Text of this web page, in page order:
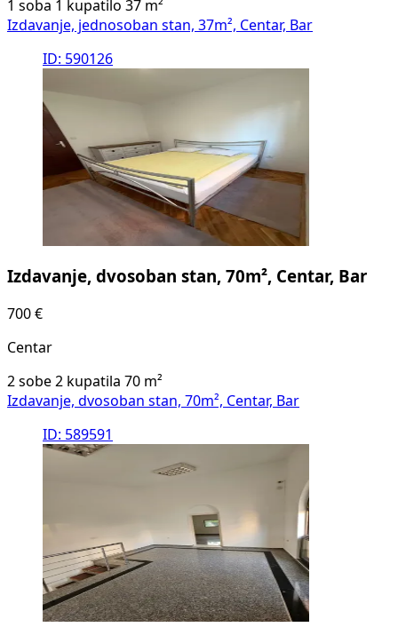
1 soba 1 kupatilo 37 m²
Izdavanje, jednosoban stan, 37m², Centar, Bar
ID: 590126
Izdavanje, dvosoban stan, 70m², Centar, Bar
700 €
Centar
2 sobe 2 kupatila 70 m²
Izdavanje, dvosoban stan, 70m², Centar, Bar
ID: 589591